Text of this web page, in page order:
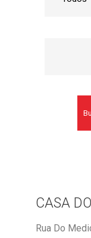
CASA
Rua Do